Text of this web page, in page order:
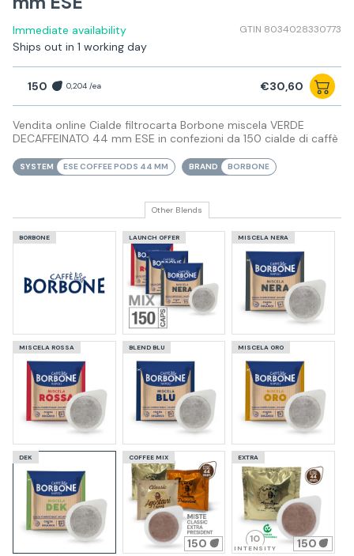
Immediate availability GTIN 8034028330773
Ships out in 1 working day
150 0,204 /ea €30,60
Vendita online Cialde filtrocarta Borbone miscela VERDE
DECAFFEINATO 44 mm ESE in confezioni da 150 cialde di caffè
SYSTEM ESE COFFEE PODS 44 MM BRAND BORBONE
Other Blends
BORBONE LAUNCH OFFER MISCELA NERA
MISCELA ROSSA BLEND BLU MISCELA ORO
DEK COFFEE MIX
150
EXTRA
10
INTENSITY 150